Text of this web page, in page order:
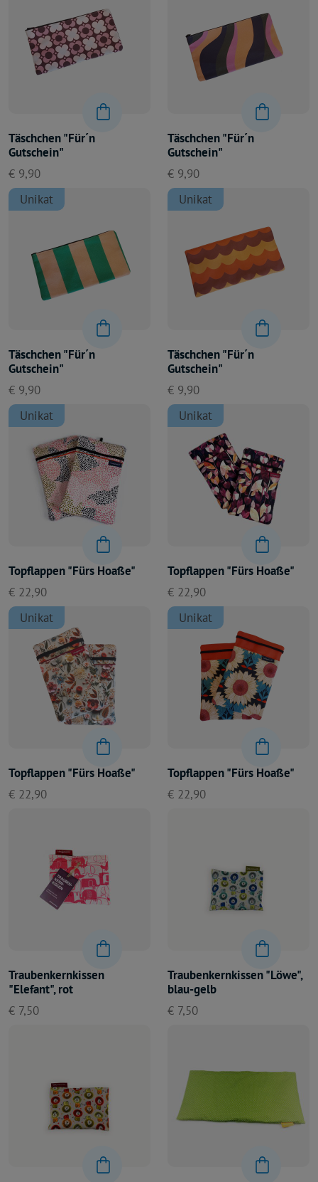
Täschchen "Für´n
Gutschein"
€ 9,90
Täschchen "Für´n
Gutschein"
€ 9,90
Unikat
Täschchen "Für´n
Gutschein"
€ 9,90
Unikat
Täschchen "Für´n
Gutschein"
€ 9,90
Unikat
Topflappen "Fürs Hoaße"
€ 22,90
Unikat
Topflappen "Fürs Hoaße"
€ 22,90
Unikat
Topflappen "Fürs Hoaße"
€ 22,90
Unikat
Topflappen "Fürs Hoaße"
€ 22,90
Traubenkernkissen
"Elefant", rot
€ 7,50
Traubenkernkissen "Löwe",
blau-gelb
€ 7,50